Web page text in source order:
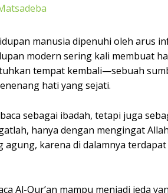
manusia dipenuhi oleh arus
modern sering kali membuat
tempat kembali—sebuah
hati yang sejati.
sebagai ibadah, tetapi juga
hanya dengan mengingat
karena di dalamnya
Al-Qur’an mampu menjadi jeda